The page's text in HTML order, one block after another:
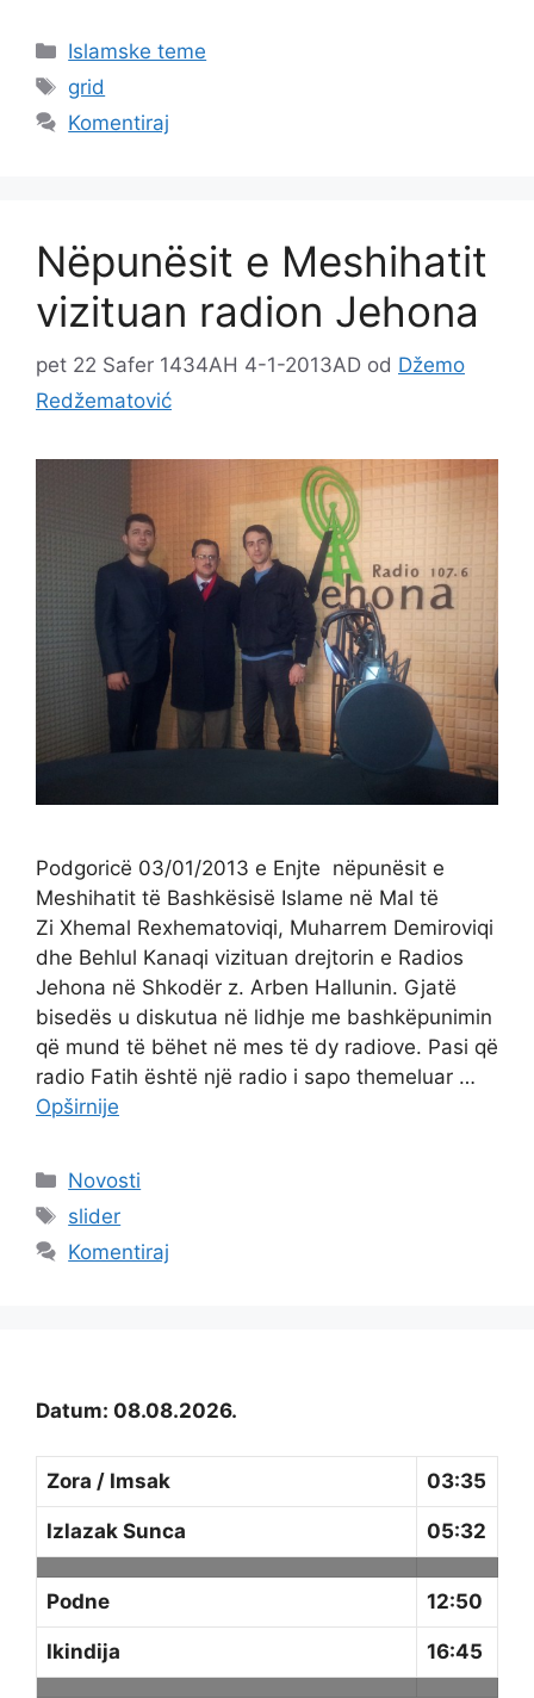
Kategorije
Islamske teme
Oznake
grid
Komentiraj
Nëpunësit e Meshihatit
vizituan radion Jehona
pet 22 Safer 1434AH 4-1-2013AD od Džemo
Redžematović
Podgoricë 03/01/2013 e Enjte nëpunësit e
Meshihatit të Bashkësisë Islame në Mal të
Zi Xhemal Rexhematoviqi, Muharrem Demiroviqi
dhe Behlul Kanaqi vizituan drejtorin e Radios
Jehona në Shkodër z. Arben Hallunin. Gjatë
bisedës u diskutua në lidhje me bashkëpunimin
që mund të bëhet në mes të dy radiove. Pasi që
radio Fatih është një radio i sapo themeluar …
Opširnije
Kategorije
Novosti
Oznake
slider
Komentiraj
Datum: 08.08.2026.
Zora / Imsak 03:35
Izlazak Sunca 05:32
Podne 12:50
Ikindija 16:45